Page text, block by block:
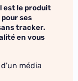
est le produit
ses
tracker.
en vous
média